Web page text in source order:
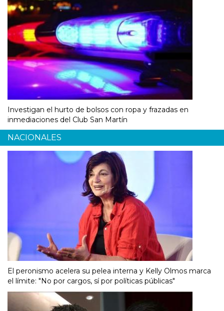
Investigan el hurto de bolsos con ropa y frazadas en
inmediaciones del Club San Martín
NACIONALES
El peronismo acelera su pelea interna y Kelly Olmos marca
el límite: "No por cargos, sí por políticas públicas"